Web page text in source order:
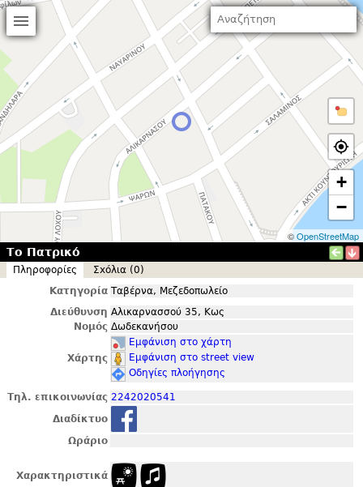
+
−
©OpenStreetMap
Το Πατρικό
Πληροφορίες
Σxόλια (0)
Κατηγορία Ταβέρνα, Μεζεδοπωλείο
Διεύθυνση Αλικαρνασσού 35, Κως
Νομός Δωδεκανήσου
Χάρτης
Εμφάνιση στο χάρτη
Εμφάνιση στο street view
Οδηγίες πλοήγησης
Τηλ. επικοινωνίας 2242020541
Διαδίκτυο
Ωράριο
Χαρακτηριστικά